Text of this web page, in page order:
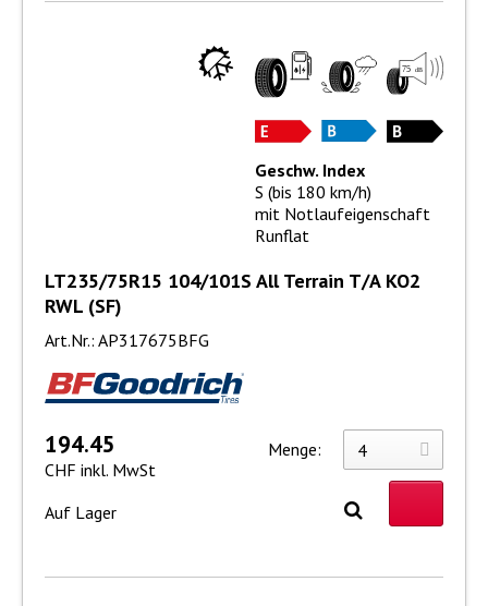
LT235/75R15 104/101S All Terrain T/A KO2
RWL (SF)
Art.Nr.: AP317675BFG
Geschw. Index
S (bis 180 km/h)
mit Notlaufeigenschaft
Runflat
194.45
CHF inkl. MwSt
Menge:
Auf Lager